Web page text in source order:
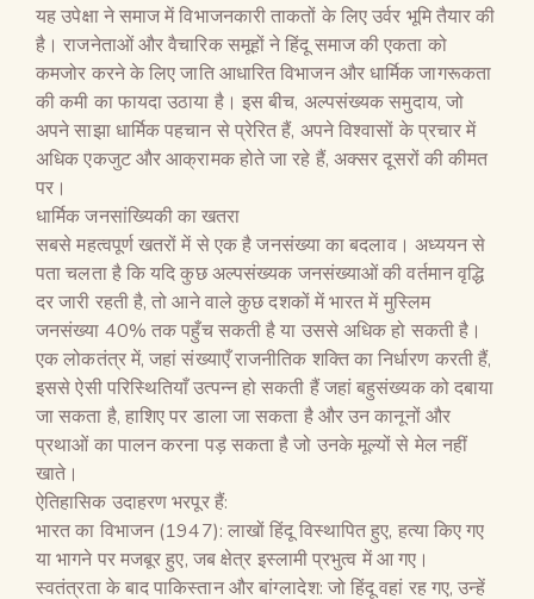
यह उपेक्षा ने समाज में विभाजनकारी ताकतों के लिए उर्वर भूमि तैयार की
है। राजनेताओं और वैचारिक समूहों ने हिंदू समाज की एकता को
कमजोर करने के लिए जाति आधारित विभाजन और धार्मिक जागरूकता
की कमी का फायदा उठाया है। इस बीच, अल्पसंख्यक समुदाय, जो
अपने साझा धार्मिक पहचान से प्रेरित हैं, अपने विश्वासों के प्रचार में
अधिक एकजुट और आक्रामक होते जा रहे हैं, अक्सर दूसरों की कीमत
पर।
धार्मिक जनसांख्यिकी का खतरा
सबसे महत्वपूर्ण खतरों में से एक है जनसंख्या का बदलाव। अध्ययन से
पता चलता है कि यदि कुछ अल्पसंख्यक जनसंख्याओं की वर्तमान वृद्धि
दर जारी रहती है, तो आने वाले कुछ दशकों में भारत में मुस्लिम
जनसंख्या 40% तक पहुँच सकती है या उससे अधिक हो सकती है।
एक लोकतंत्र में, जहां संख्याएँ राजनीतिक शक्ति का निर्धारण करती हैं,
इससे ऐसी परिस्थितियाँ उत्पन्न हो सकती हैं जहां बहुसंख्यक को दबाया
जा सकता है, हाशिए पर डाला जा सकता है और उन कानूनों और
प्रथाओं का पालन करना पड़ सकता है जो उनके मूल्यों से मेल नहीं
खाते।
ऐतिहासिक उदाहरण भरपूर हैं:
भारत का विभाजन (1947): लाखों हिंदू विस्थापित हुए, हत्या किए गए
या भागने पर मजबूर हुए, जब क्षेत्र इस्लामी प्रभुत्व में आ गए।
स्वतंत्रता के बाद पाकिस्तान और बांग्लादेश: जो हिंदू वहां रह गए, उन्हें